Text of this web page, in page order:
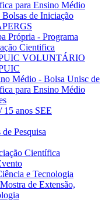
para Ensino Médio
de Iniciação
Própria - Programa
Cientifica
VOLUNTÁRIO
Médio - Bolsa Unisc de
para Ensino Médio
15 anos SEE
Pesquisa
Científica
e Tecnologia
de Extensão,